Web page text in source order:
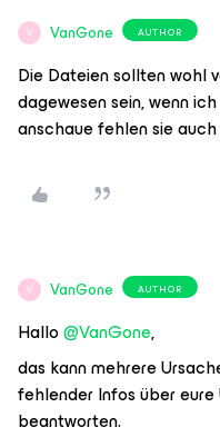
V VanGone AUTHOR
Die Dateien sollten wohl
dagewesen sein, wenn
anschaue fehlen sie
V VanGone AUTHOR
Hallo ​@VanGone,
das kann mehrere
fehlender Infos über
beantworten.